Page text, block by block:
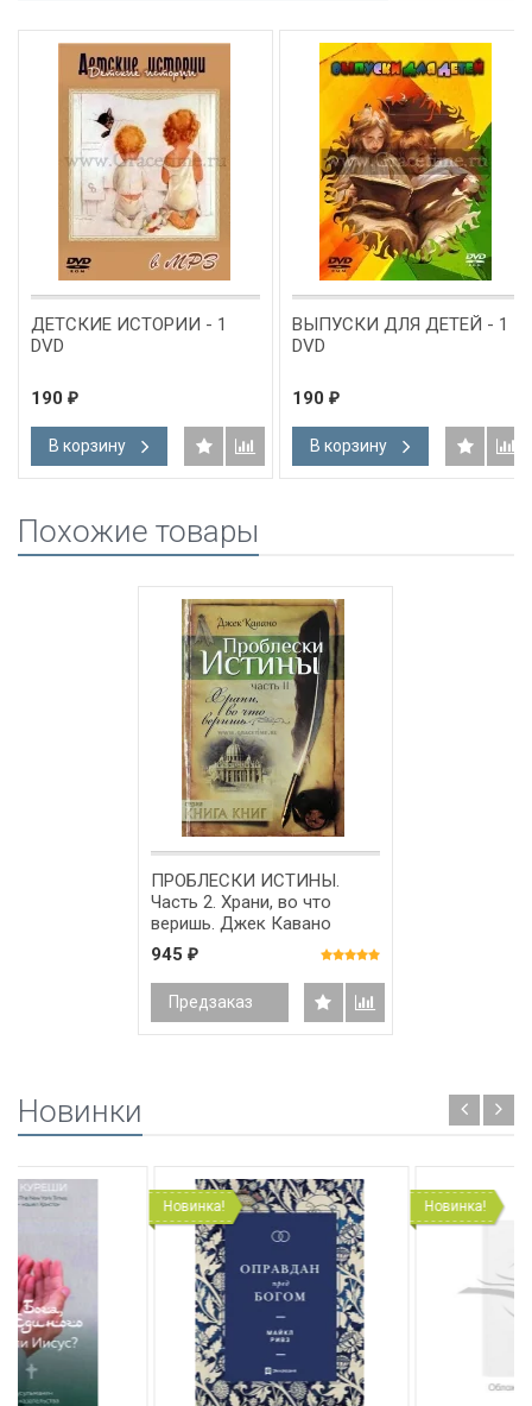
ДЕТСКИЕ ИСТОРИИ - 1
DVD
190 ₽
В корзину
ВЫПУСКИ ДЛЯ ДЕТЕЙ - 1
DVD
190 ₽
В корзину
Похожие товары
ПРОБЛЕСКИ ИСТИНЫ.
Часть 2. Храни, во что
веришь. Джек Кавано
945 ₽
Предзаказ
Новинки
Новинка! Новинка!